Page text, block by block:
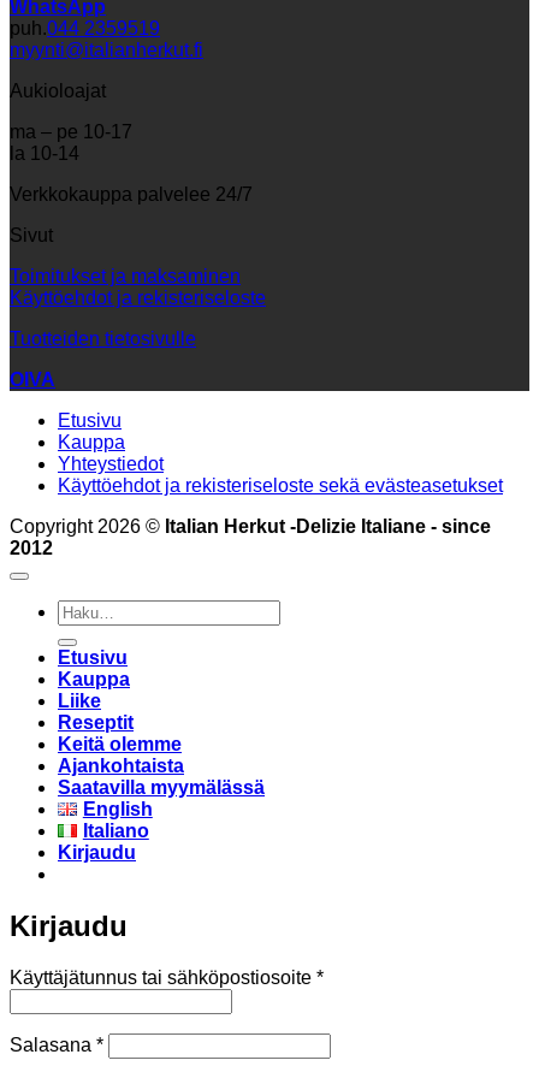
WhatsApp
puh.044 2359519
myynti@italianherkut.fi
Aukioloajat
ma – pe 10-17
la 10-14
Verkkokauppa palvelee 24/7
Sivut
Toimitukset ja maksaminen
Käyttöehdot ja rekisteriseloste
Tuotteiden tietosivulle
OIVA
Etusivu
Kauppa
Yhteystiedot
Käyttöehdot ja rekisteriseloste sekä evästeasetukset
Copyright 2026 © Italian Herkut -Delizie Italiane - since
2012
Etsi:
Etusivu
Kauppa
Liike
Reseptit
Keitä olemme
Ajankohtaista
Saatavilla myymälässä
English
Italiano
Kirjaudu
Kirjaudu
Käyttäjätunnus tai sähköpostiosoite *Vaaditaan
Salasana *Vaaditaan